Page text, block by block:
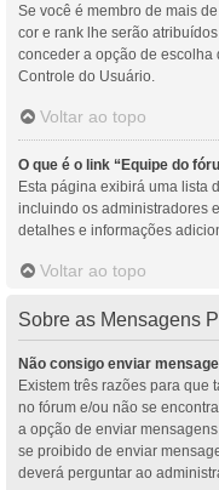
Se você é membro de mais
cor e rank lhe serão
conceder a opção de escolha
Controle do Usuário.
Voltar ao topo
O que é o link “Equipe do
Esta página exibirá uma lista
incluindo os administradores
detalhes e informações
Voltar ao topo
Sobre as Mensagens
Não consigo enviar
Existem três razões para que
no fórum e/ou não se
a opção de enviar
se proibido de enviar
deverá perguntar ao